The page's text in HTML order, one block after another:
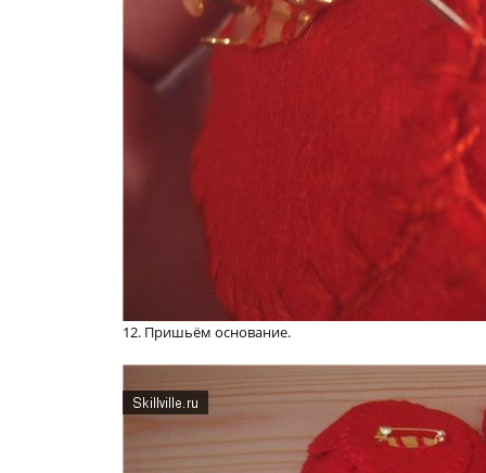
12. Пришьём основание.